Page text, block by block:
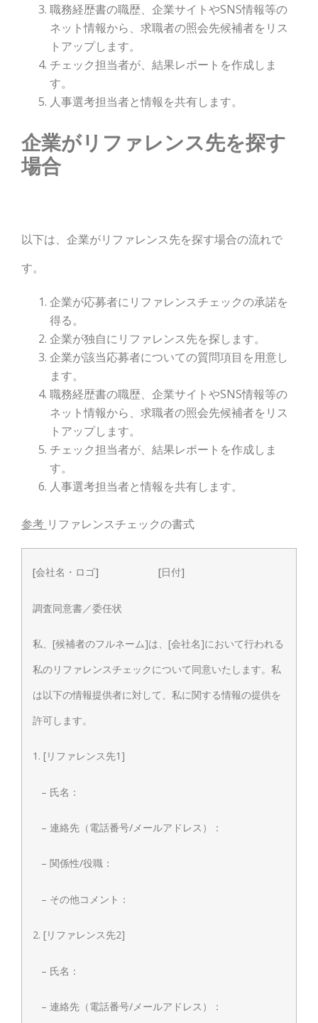
職務経歴書の職歴、企業サイトやSNS情報等の
ネット情報から、求職者の照会先候補者をリス
トアップします。
チェック担当者が、結果レポートを作成しま
す。
人事選考担当者と情報を共有します。
企業がリファレンス先を探す
場合
以下は、企業がリファレンス先を探す場合の流れで
す。
企業が応募者にリファレンスチェックの承諾を
得る。
企業が独自にリファレンス先を探します。
企業が該当応募者についての質問項目を用意し
ます。
職務経歴書の職歴、企業サイトやSNS情報等の
ネット情報から、求職者の照会先候補者をリス
トアップします。
チェック担当者が、結果レポートを作成しま
す。
人事選考担当者と情報を共有します。
参考 リファレンスチェックの書式
[会社名・ロゴ] [日付]
調査同意書／委任状
私、[候補者のフルネーム]は、[会社名]において行われる
私のリファレンスチェックについて同意いたします。私
は以下の情報提供者に対して、私に関する情報の提供を
許可します。
1. [リファレンス先1]
– 氏名：
– 連絡先（電話番号/メールアドレス）：
– 関係性/役職：
– その他コメント：
2. [リファレンス先2]
– 氏名：
– 連絡先（電話番号/メールアドレス）：